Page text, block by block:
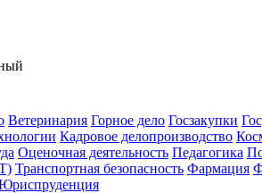
Ветеринария Горное дело Госзакупки
Кадровое делопроизводство
Оценочная деятельность Педагогика
Транспортная безопасность Фармация